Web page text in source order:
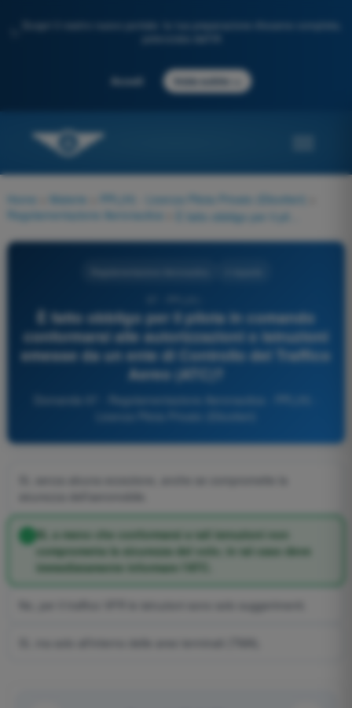
Scopri il nostro nuovo portale: la tua preparazione d'esame completa,
Accedi Inizia subito
Home Materie PPL(H) - Licenza Pilota Privato (Elicotteri)
Regolamentazione Aeronautica
È fatto obbligo per il pilota in comando
conformarsi alle autorizzazioni o istruzioni
emesse da un ente di Controllo del Traffico
Aereo (ATC)?
Domanda 97 - Regolamentazione Aeronautica - PPL(H) -
Sì, a meno che conformarsi a tali istruzioni non
comprometta la sicurezza del volo; in tal caso deve
immediatamente informare l'ATC.
No, per il traffico VFR le istruzioni sono solo suggerimenti.